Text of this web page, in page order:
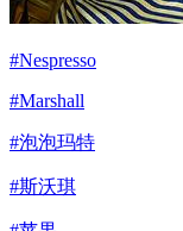
#Nespresso
#Marshall
#泡泡玛特
#斯沃琪